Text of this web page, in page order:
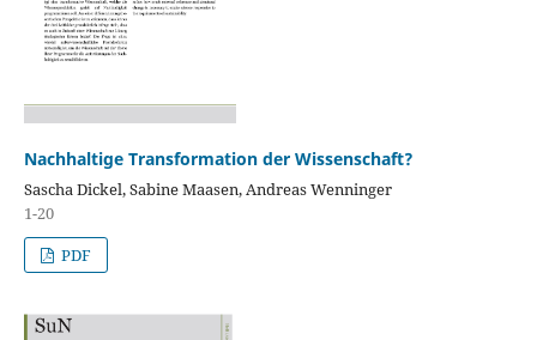
Nachhaltige Transformation der Wissenschaft?
Sascha Dickel, Sabine Maasen, Andreas Wenninger
1-20
PDF